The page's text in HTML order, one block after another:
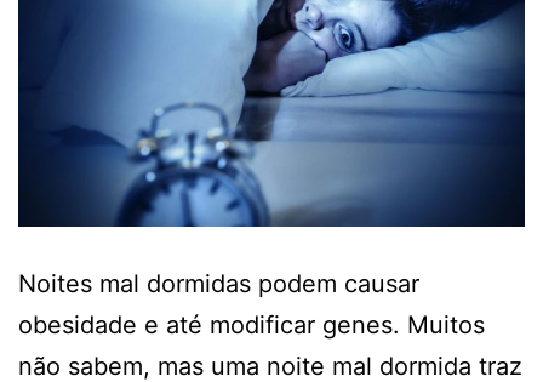
Noites mal dormidas podem causar
obesidade e até modificar genes. Muitos
não sabem, mas uma noite mal dormida traz